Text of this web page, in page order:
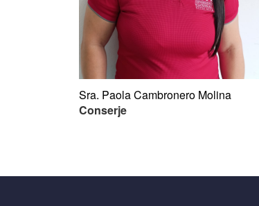
Sra. Paola Cambronero Molina
Conserje